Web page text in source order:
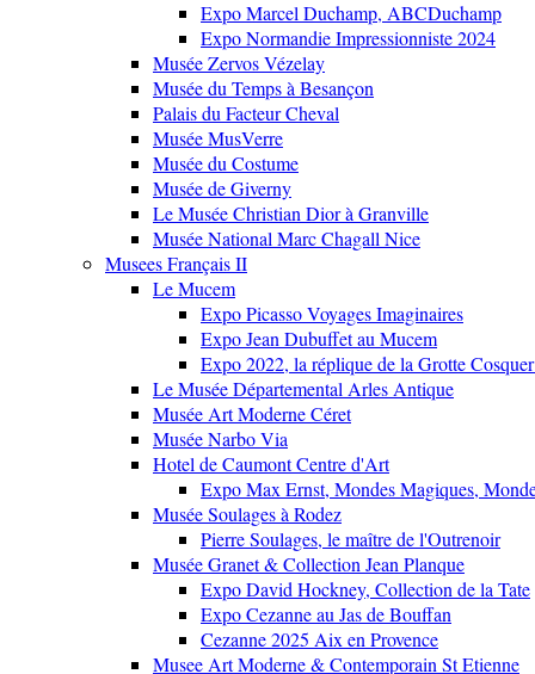
Expo Marcel Duchamp, ABCDuchamp
Expo Normandie Impressionniste 2024
Musée Zervos Vézelay
Musée du Temps à Besançon
Palais du Facteur Cheval
Musée MusVerre
Musée du Costume
Musée de Giverny
Le Musée Christian Dior à Granville
Musée National Marc Chagall Nice
Musees Français II
Le Mucem
Expo Picasso Voyages Imaginaires
Expo Jean Dubuffet au Mucem
Expo 2022, la réplique de la Grotte
Le Musée Départemental Arles Antique
Musée Art Moderne Céret
Musée Narbo Via
Hotel de Caumont Centre d'Art
Expo Max Ernst, Mondes Magiques,
Musée Soulages à Rodez
Pierre Soulages, le maître de l'Outrenoir
Musée Granet & Collection Jean Planque
Expo David Hockney, Collection de la Tate
Expo Cezanne au Jas de Bouffan
Cezanne 2025 Aix en Provence
Musee Art Moderne & Contemporain St Etienne